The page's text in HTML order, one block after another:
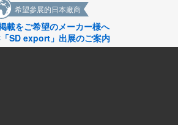
希望參展的日本廠商
載をご希望のメーカー様へ
SD export」出展のご案内